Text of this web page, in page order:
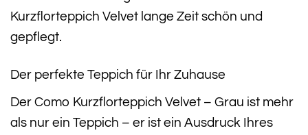
Kurzflorteppich Velvet lange Zeit schön und
gepflegt.
Der perfekte Teppich für Ihr Zuhause
Der Como Kurzflorteppich Velvet – Grau ist mehr
als nur ein Teppich – er ist ein Ausdruck Ihres